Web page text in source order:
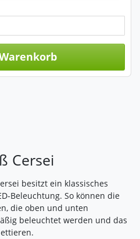
Cersei
besitzt ein klassisches
Beleuchtung. So können die
die oben und unten
beleuchtet werden und das